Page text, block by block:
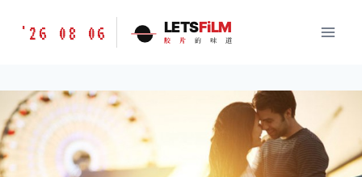
胶
味
道
LETSFILM
'26 08 06 LETSFiLM
胶 片 的 味 道